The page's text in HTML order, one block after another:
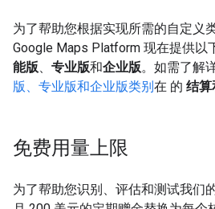
为了帮助您根据实现所需的自定义
Google Maps Platform 现在提供以
能版、 专业版和企业版。如需了解
版、专业版和企业版类别在 的 结算
免费用量上限
为了帮助您识别、评估和测试我们